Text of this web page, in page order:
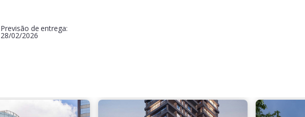
Previsão de entrega:
28/02/2026